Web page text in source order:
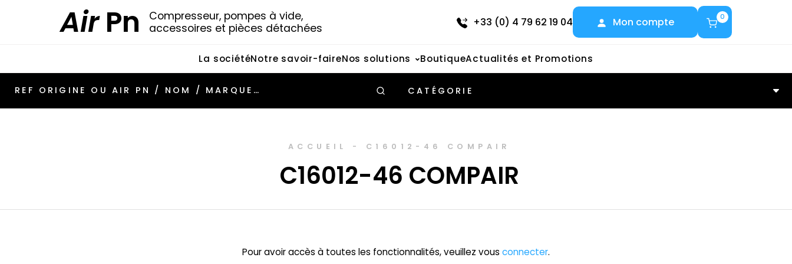
AirPn
Compresseur, pompes à vide,
accessoires et pièces détachées
+33 (0) 4 79 62 19 04 Mon compte 0
La sociétéNotre savoir-faireNos solutions BoutiqueActualités et Promotions
CATÉGORIE
ACCUEIL - C16012-46 COMPAIR
C16012-46 COMPAIR
Pour avoir accès à toutes les fonctionnalités, veuillez vous connecter.